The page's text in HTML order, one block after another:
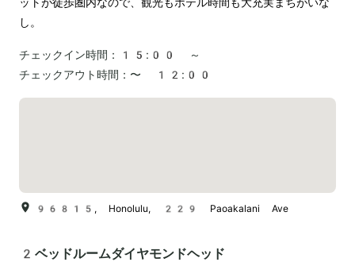
し。
チェックイン時間：
15:00 ～
チェックアウト時間： 〜 12:00
96815, Honolulu, 229 Paoakalani Ave
2ベッドルームダイヤモンドヘッド